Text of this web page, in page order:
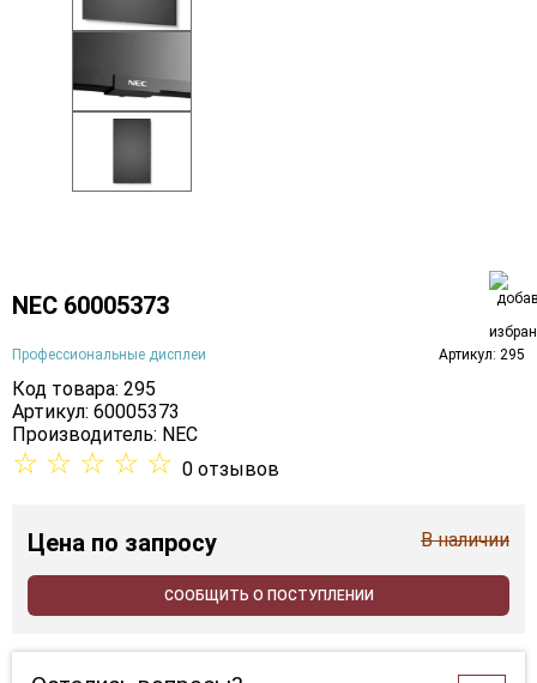
NEC 60005373
Профессиональные дисплеи Артикул: 295
Код товара: 295
Артикул: 60005373
Производитель: NEC
☆ ☆ ☆ ☆ ☆ 0 отзывов
Цена по запросу В наличии
СООБЩИТЬ О ПОСТУПЛЕНИИ